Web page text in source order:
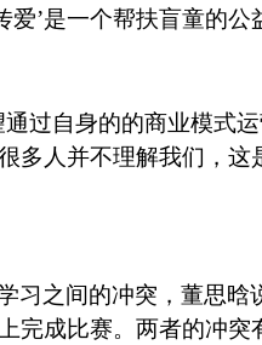
爱’是一个帮扶盲童的
过自身的的商业模式
多人并不理解我们，
习之间的冲突，董思
完成比赛。两者的冲